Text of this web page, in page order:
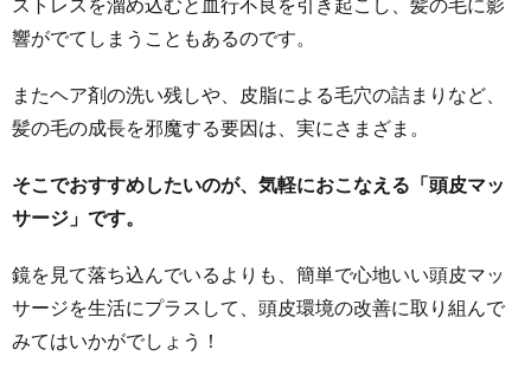
響がでてしまうこともあるのです。
またヘア剤の洗い残しや、皮脂による毛穴の詰まりなど、
髪の毛の成長を邪魔する要因は、実にさまざま。
そこでおすすめしたいのが、気軽におこなえる「頭皮マッ
サージ」です。
鏡を見て落ち込んでいるよりも、簡単で心地いい頭皮マッ
サージを生活にプラスして、頭皮環境の改善に取り組んで
みてはいかがでしょう！